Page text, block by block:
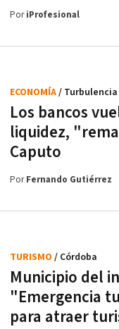
PoriProfesional
Los bancos
liquidez,
Caputo
ECONOMÍA/
PorFernando Gutiérrez
Municipio del
"Emergencia
para atraer
TURISMO / Córdoba